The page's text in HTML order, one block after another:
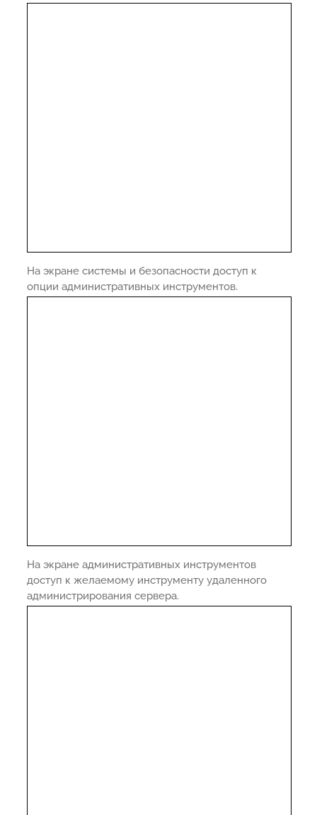
На экране системы и безопасности доступ к
опции административных инструментов.
На экране административных инструментов
доступ к желаемому инструменту удаленного
администрирования сервера.